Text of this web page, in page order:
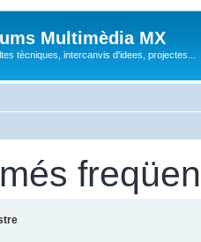
Multimèdia MX
tècniques, intercanvis d'idees, projectes...